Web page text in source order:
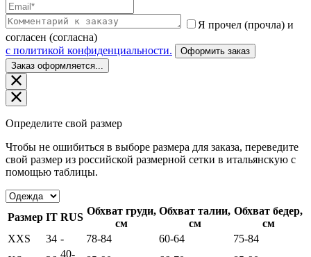
Я прочел (прочла) и
согласен (согласна)
c политикой конфиденциальности.
Оформить заказ
Заказ оформляется...
Определите свой размер
Чтобы не ошибиться в выборе размера для заказа, переведите
свой размер из российской размерной сетки в итальянскую с
помощью таблицы.
Размер IT RUS
Обхват груди,
см
Обхват талии,
см
Обхват бедер,
см
XXS
34 - 78-84 60-64
75-84
40-